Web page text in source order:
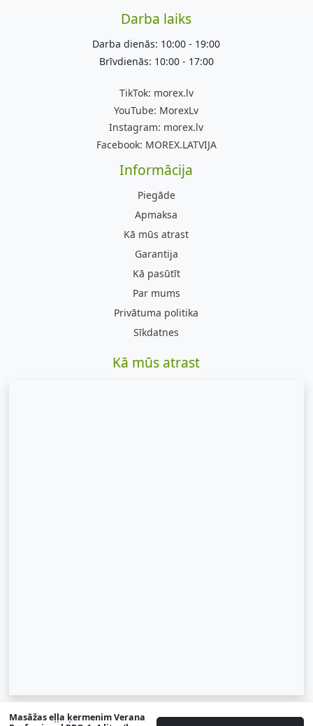
Masāžas eļļa ķermenim Verana
Darba laiks
Darba dienās: 10:00 - 19:00
Brīvdienās: 10:00 - 17:00
TikTok: morex.lv
YouTube: MorexLv
Instagram: morex.lv
Facebook: MOREX.LATVIJA
Informācija
Piegāde
Apmaksa
Kā mūs atrast
Garantija
Kā pasūtīt
Par mums
Privātuma politika
Sīkdatnes
Kā mūs atrast